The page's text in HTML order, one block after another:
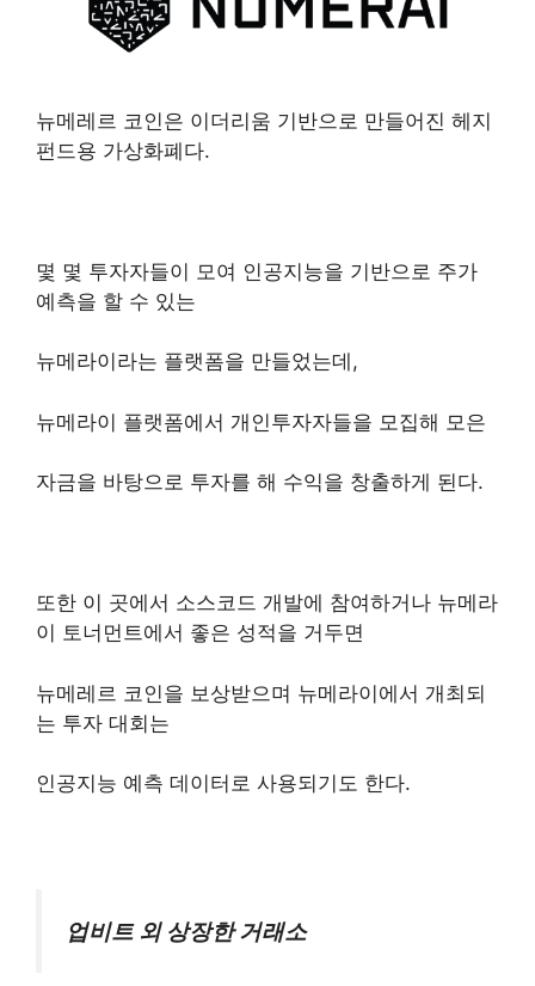
뉴메레르 코인은 이더리움 기반으로 만들어진 헤지
펀드용 가상화폐다.
몇 몇 투자자들이 모여 인공지능을 기반으로 주가
예측을 할 수 있는
뉴메라이라는 플랫폼을 만들었는데,
뉴메라이 플랫폼에서 개인투자자들을 모집해 모은
자금을 바탕으로 투자를 해 수익을 창출하게 된다.
또한 이 곳에서 소스코드 개발에 참여하거나 뉴메라
이 토너먼트에서 좋은 성적을 거두면
뉴메레르 코인을 보상받으며 뉴메라이에서 개최되
는 투자 대회는
인공지능 예측 데이터로 사용되기도 한다.
업비트 외 상장한 거래소